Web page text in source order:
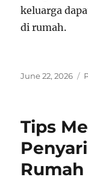
keluarga
di rumah.
Posted
June 22, 2026
Tips